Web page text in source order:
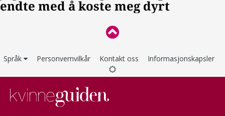
Språk Personvernvilkår Kontakt oss Informasjonskapsler